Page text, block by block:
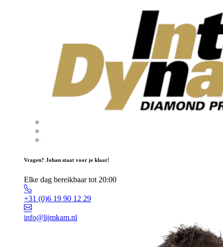
Vragen? Johan staat voor je klaar!
Elke dag bereikbaar tot 20:00
+31 (0)6 19 90 12 29
info@lijmkam.nl